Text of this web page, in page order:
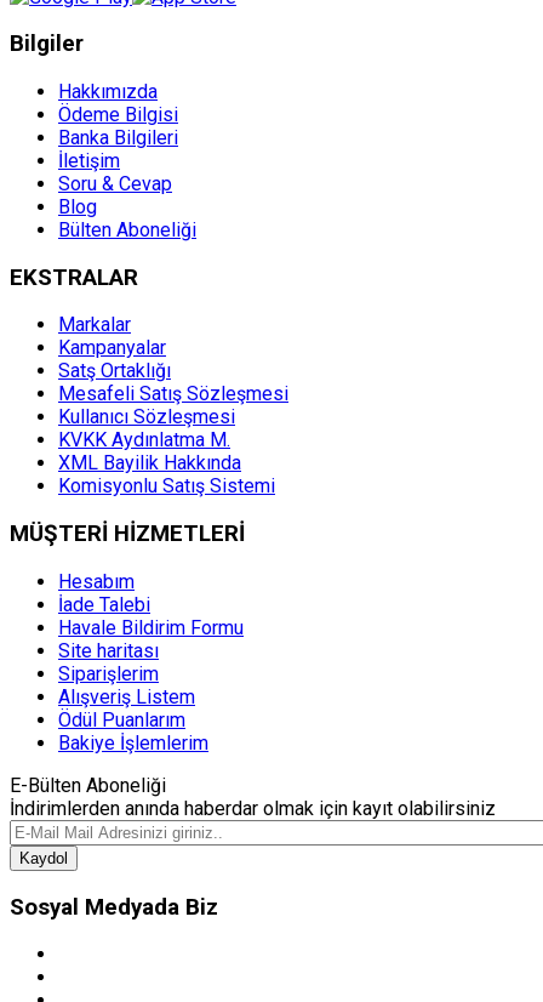
Bilgiler
Hakkımızda
Ödeme Bilgisi
Banka Bilgileri
İletişim
Soru & Cevap
Blog
Bülten Aboneliği
EKSTRALAR
Markalar
Kampanyalar
Satş Ortaklığı
Mesafeli Satış Sözleşmesi
Kullanıcı Sözleşmesi
KVKK Aydınlatma M.
XML Bayilik Hakkında
Komisyonlu Satış Sistemi
MÜŞTERİ HİZMETLERİ
Hesabım
İade Talebi
Havale Bildirim Formu
Site haritası
Siparişlerim
Alışveriş Listem
Ödül Puanlarım
Bakiye İşlemlerim
E-Bülten Aboneliği
İndirimlerden anında haberdar olmak için kayıt olabilirsiniz
Kaydol
Sosyal Medyada Biz